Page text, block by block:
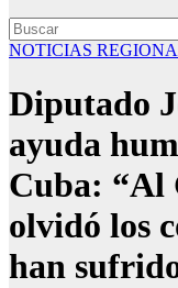
NOTICIAS
Diputado
ayuda
Cuba: “Al
olvidó los
han